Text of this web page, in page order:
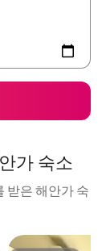
가 숙소
받은 해안가 숙